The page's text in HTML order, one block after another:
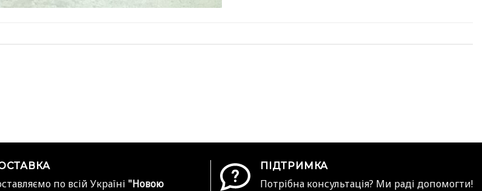
по всій Україні "Новою
ПІДТРИМКА
Потрібна консультація? Ми раді допомогти!